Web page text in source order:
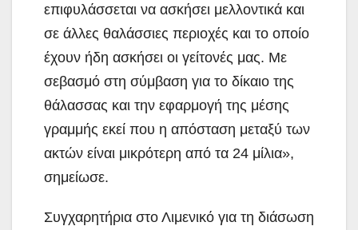
επιφυλάσσεται να ασκήσει μελλοντικά και
σε άλλες θαλάσσιες περιοχές και το οποίο
έχουν ήδη ασκήσει οι γείτονές μας. Με
σεβασμό στη σύμβαση για το δίκαιο της
θάλασσας και την εφαρμογή της μέσης
γραμμής εκεί που η απόσταση μεταξύ των
ακτών είναι μικρότερη από τα 24 μίλια»,
σημείωσε.
Συγχαρητήρια στο Λιμενικό για τη διάσωση